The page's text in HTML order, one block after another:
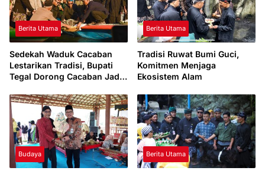
Berita Utama
Sedekah Waduk Cacaban
Lestarikan Tradisi, Bupati
Tegal Dorong Cacaban Jadi
Unggulan
Berita Utama
Tradisi Ruwat Bumi Guci,
Komitmen Menjaga
Ekosistem Alam
Budaya Berita Utama